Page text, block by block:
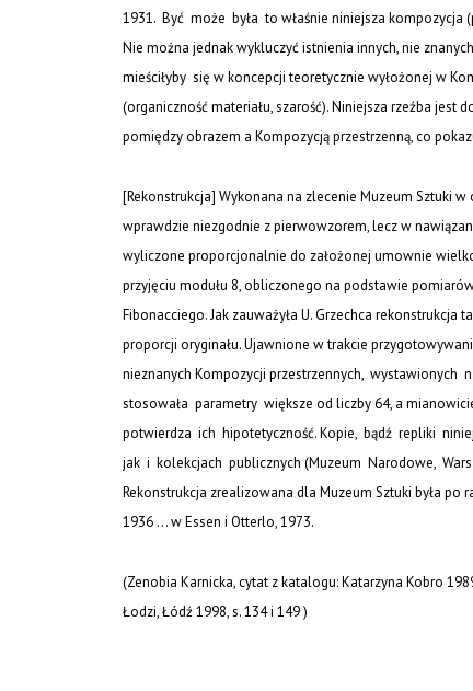
1931. Być może była to właśnie niniejsza kompozycja
Nie można jednak wykluczyć istnienia innych, nie
mieściłyby się w koncepcji teoretycznie wyłożonej w
(organiczność materiału, szarość). Niniejsza rzeźba jest
pomiędzy obrazem a Kompozycją przestrzenną,co
[Rekonstrukcja] Wykonana na zlecenie Muzeum Sztuki
wprawdzie niezgodnie z pierwowzorem, lecz w
wyliczone proporcjonalnie do założonej umownie
przyjęciu modułu 8, obliczonego na podstawie
Fibonacciego. Jak zauważyła U. Grzechca
proporcji oryginału. Ujawnione w trakcie
nieznanych Kompozycji przestrzennych, wystawionych
stosowała parametry większe od liczby 64, a
potwierdza ich hipotetyczność. Kopie, bądź repliki
jak i kolekcjach publicznych (Muzeum Narodowe,
Rekonstrukcja zrealizowana dla Muzeum Sztuki była
1936 ... w Essen i Otterlo, 1973.
(Zenobia Karnicka, cytat z katalogu:Katarzyna Kobro
Łodzi, Łódź 1998, s. 134 i 149 )